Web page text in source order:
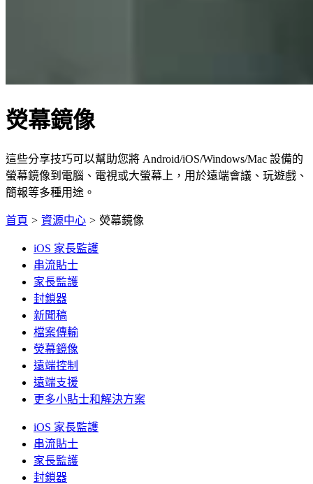
熒幕鏡像
這些分享技巧可以幫助您將 Android/iOS/Windows/Mac 設備的
螢幕鏡像到電腦、電視或大螢幕上，用於遠端會議、玩遊戲、
簡報等多種用途。
首頁 > 資源中心 > 熒幕鏡像
iOS 家長監護
串流貼士
家長監護
封鎖器
新聞稿
檔案傳輸
熒幕鏡像
遠端控制
遠端支援
更多小貼士和解決方案
iOS 家長監護
串流貼士
家長監護
封鎖器